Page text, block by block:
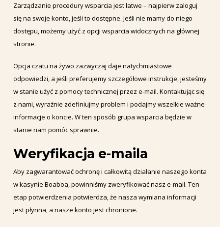
Zarządzanie procedury wsparcia jest łatwe – najpierw zaloguj
się na swoje konto, jeśli to dostępne. Jeśli nie mamy do niego
dostępu, możemy użyć z opcji wsparcia widocznych na głównej
stronie.
Opcja czatu na żywo zazwyczaj daje natychmiastowe
odpowiedzi, a jeśli preferujemy szczegółowe instrukcje, jesteśmy
w stanie użyć z pomocy technicznej przez e-mail. Kontaktując się
z nami, wyraźnie zdefiniujmy problem i podajmy wszelkie ważne
informacje o koncie. W ten sposób grupa wsparcia będzie w
stanie nam pomóc sprawnie.
Weryfikacja e-maila
Aby zagwarantować ochronę i całkowitą działanie naszego konta
w kasynie Boaboa, powinniśmy zweryfikować nasz e-mail. Ten
etap potwierdzenia potwierdza, że nasza wymiana informacji
jest płynna, a nasze konto jest chronione.